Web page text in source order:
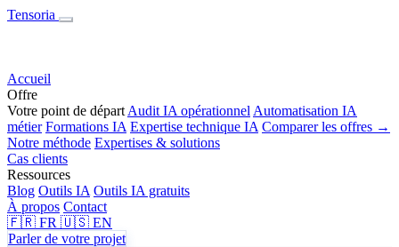
Tensoria
Accueil
Offre
Votre point de départ Audit IA opérationnel Automatisation IA
métier Formations IA Expertise technique IA Comparer les offres →
Notre méthode Expertises & solutions
Cas clients
Ressources
Blog Outils IA Outils IA gratuits
À propos Contact
🇫🇷 FR 🇺🇸 EN
Parler de votre projet